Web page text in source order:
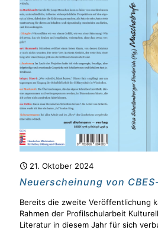
21. Oktober 2024
Neuerscheinung von
Bereits die zweite Veröffentlichung
Rahmen der Profilschularbeit
Literatur in diesem Jahr für sich